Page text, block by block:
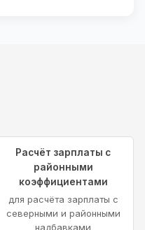
Расчёт зарплаты с
районными
коэффициентами
для расчёта зарплаты с
северными и районными
надбавками